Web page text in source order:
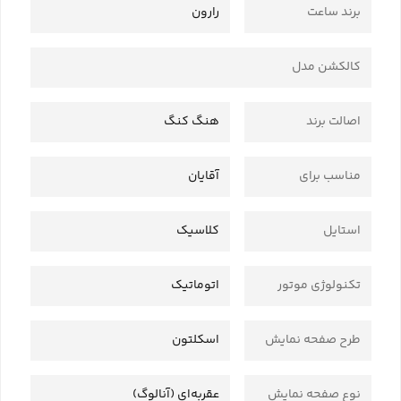
برند ساعت رارون
کالکشن مدل
اصالت برند هنگ کنگ
مناسب برای آقایان
استایل کلاسیک
تکنولوژی موتور اتوماتیک
طرح صفحه نمایش اسکلتون
نوع صفحه نمایش عقربه‌ای (آنالوگ)